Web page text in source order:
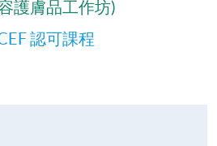
護膚品工作坊)
認可課程